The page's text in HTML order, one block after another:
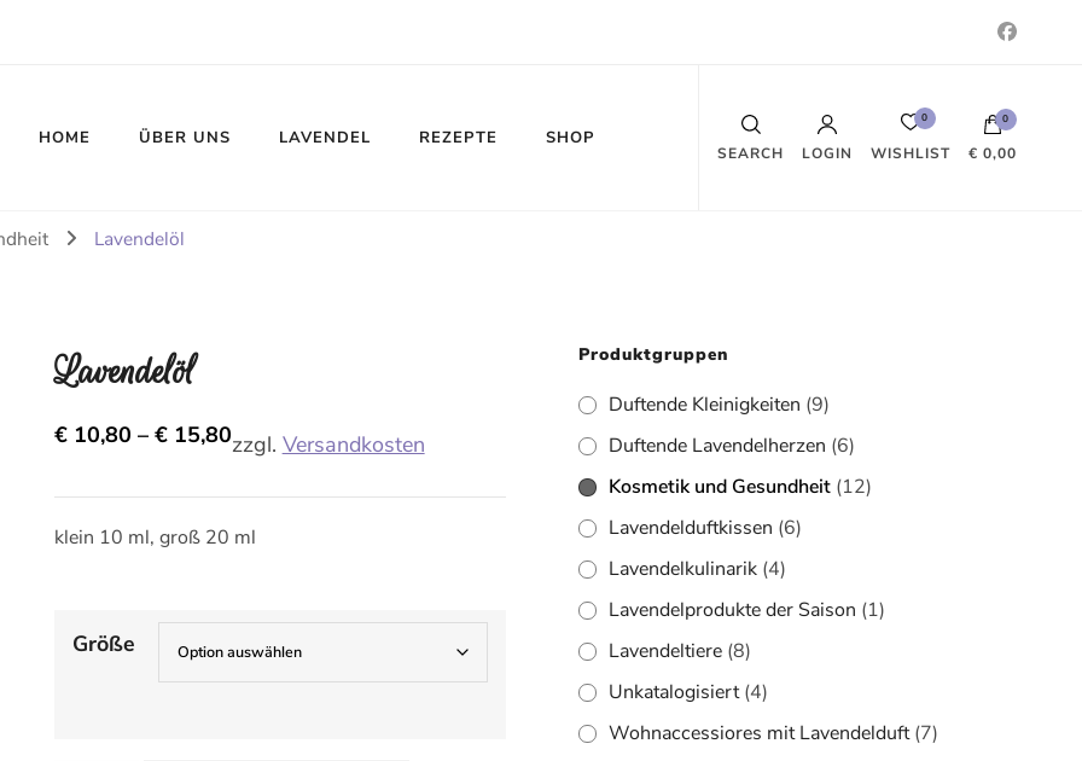
HOME ÜBER UNS LAVENDEL REZEPTE SHOP
SEARCH LOGIN
0
WISHLIST
0
€ 0,00
Lavendelöl
Lavendelöl
€10,80 – €15,80zzgl. Versandkosten
klein 10 ml, groß 20 ml
Größe
Produktgruppen
Duftende Kleinigkeiten (9)
Duftende Lavendelherzen (6)
Kosmetik und Gesundheit (12)
Lavendelduftkissen (6)
Lavendelkulinarik (4)
Lavendelprodukte der Saison (1)
Lavendeltiere (8)
Unkatalogisiert (4)
Wohnaccessiores mit Lavendelduft (7)